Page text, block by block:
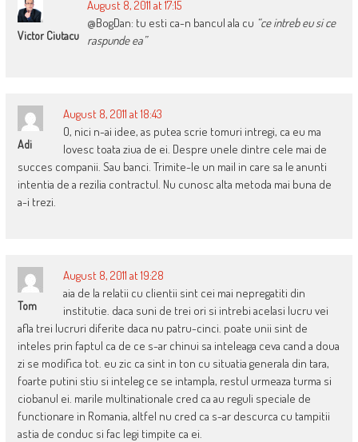
Victor Ciutacu
August 8, 2011 at 17:15
@BogDan: tu esti ca-n bancul ala cu “ce intreb eu si ce
raspunde ea”
Adi
August 8, 2011 at 18:43
O, nici n-ai idee, as putea scrie tomuri intregi, ca eu ma
lovesc toata ziua de ei. Despre unele dintre cele mai de
succes companii. Sau banci. Trimite-le un mail in care sa le anunti
intentia de a rezilia contractul. Nu cunosc alta metoda mai buna de
a-i trezi.
Tom
August 8, 2011 at 19:28
aia de la relatii cu clientii sint cei mai nepregatiti din
institutie. daca suni de trei ori si intrebi acelasi lucru vei
afla trei lucruri diferite daca nu patru-cinci. poate unii sint de
inteles prin faptul ca de ce s-ar chinui sa inteleaga ceva cand a doua
zi se modifica tot. eu zic ca sint in ton cu situatia generala din tara,
foarte putini stiu si inteleg ce se intampla, restul urmeaza turma si
ciobanul ei. marile multinationale cred ca au reguli speciale de
functionare in Romania, altfel nu cred ca s-ar descurca cu tampitii
astia de conduc si fac legi timpite ca ei.